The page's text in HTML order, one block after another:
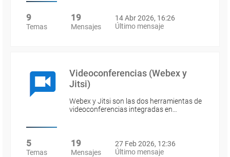
9
Temas
19
Mensajes
14 Abr 2026, 16:26
Último mensaje
Videoconferencias (Webex y
Jitsi)
Webex y Jitsi son las dos herramientas de
videoconferencias integradas en…
5
Temas
19
Mensajes
27 Feb 2026, 12:36
Último mensaje